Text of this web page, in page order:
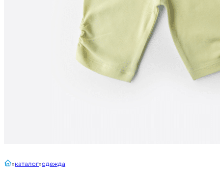
главнаякаталог одежда